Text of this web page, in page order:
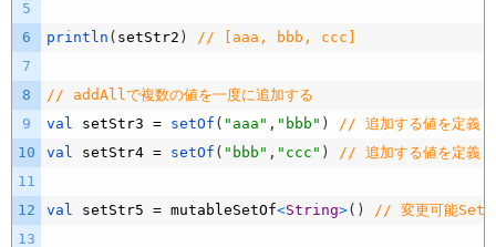
5
6
7
8
9
10
11
12
13
println ( setStr2 ) // [aaa, bbb, ccc]
// addAllで複数の値を一度に追加する
val setStr3 = setOf ( "aaa" , "bbb" )
// 追加する値を定義
val setStr4 = setOf ( "bbb" , "ccc" ) // 追加する値を定義
val setStr5 = mutableSetOf<String>( ) // 変更可能Set